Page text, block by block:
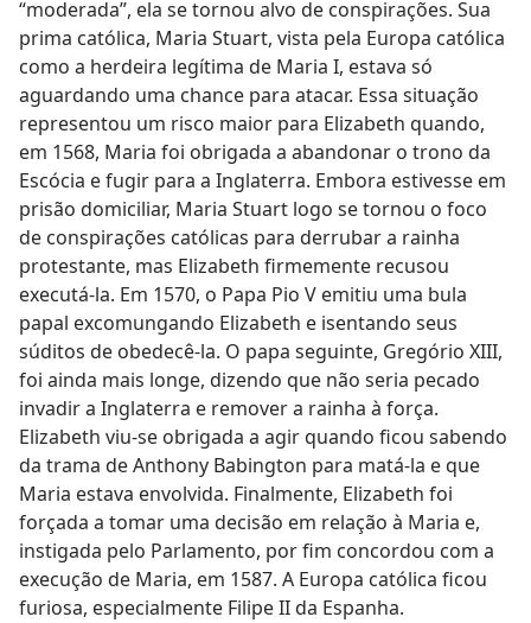
“moderada”, ela se tornou alvo de conspirações. Sua
prima católica, Maria Stuart, vista pela Europa católica
como a herdeira legítima de Maria I, estava só
aguardando uma chance para atacar. Essa situação
representou um risco maior para Elizabeth quando,
em 1568, Maria foi obrigada a abandonar o trono da
Escócia e fugir para a Inglaterra. Embora estivesse em
prisão domiciliar, Maria Stuart logo se tornou o foco
de conspirações católicas para derrubar a rainha
protestante, mas Elizabeth firmemente recusou
executá-la. Em 1570, o Papa Pio V emitiu uma bula
papal excomungando Elizabeth e isentando seus
súditos de obedecê-la. O papa seguinte, Gregório XIII,
foi ainda mais longe, dizendo que não seria pecado
invadir a Inglaterra e remover a rainha à força.
Elizabeth viu-se obrigada a agir quando ficou sabendo
da trama de Anthony Babington para matá-la e que
Maria estava envolvida. Finalmente, Elizabeth foi
forçada a tomar uma decisão em relação à Maria e,
instigada pelo Parlamento, por fim concordou com a
execução de Maria, em 1587. A Europa católica ficou
furiosa, especialmente Filipe II da Espanha.